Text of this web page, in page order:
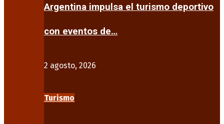
Argentina impulsa el turismo deportivo
con eventos de…
2 agosto, 2026
Turismo